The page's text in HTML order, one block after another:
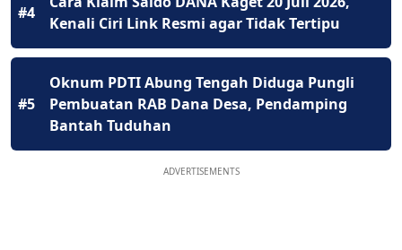
#4
Kenali Ciri Link Resmi agar Tidak Tertipu
#5
Oknum PDTI Abung Tengah Diduga Pungli
Pembuatan RAB Dana Desa, Pendamping
Bantah Tuduhan
ADVERTISEMENTS